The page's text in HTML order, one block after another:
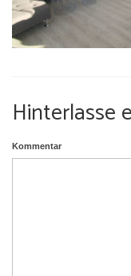
Umgebung
Hinterlasse
Kommentar